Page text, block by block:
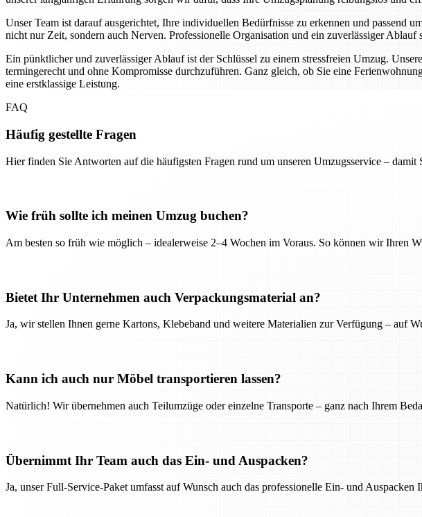
Unser Team ist darauf ausgerichtet, Ihre individuellen Bedürfnisse zu erkennen und passend
nicht nur Zeit, sondern auch Nerven. Professionelle Organisation und ein zuverlässiger
Ein pünktlicher und zuverlässiger Ablauf ist der Schlüssel zu einem stressfreien Umzug.
termingerecht und ohne Kompromisse durchzuführen. Ganz gleich, ob Sie eine
eine erstklassige Leistung.
FAQ
Häufig gestellte Fragen
Hier finden Sie Antworten auf die häufigsten Fragen rund um unseren Umzugsservice – damit
Wie früh sollte ich meinen Umzug buchen?
Am besten so früh wie möglich – idealerweise 2–4 Wochen im Voraus. So können wir Ihren
Bietet Ihr Unternehmen auch Verpackungsmaterial an?
Ja, wir stellen Ihnen gerne Kartons, Klebeband und weitere Materialien zur Verfügung – auf
Kann ich auch nur Möbel transportieren lassen?
Natürlich! Wir übernehmen auch Teilumzüge oder einzelne Transporte – ganz nach Ihrem
Übernimmt Ihr Team auch das Ein- und Auspacken?
Ja, unser Full-Service-Paket umfasst auf Wunsch auch das professionelle Ein- und Auspacken